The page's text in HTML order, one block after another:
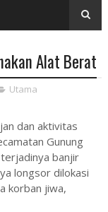
Alat Berat
Utama
dan aktivitas
Gunung
banjir
longsor dilokasi
korban jiwa,